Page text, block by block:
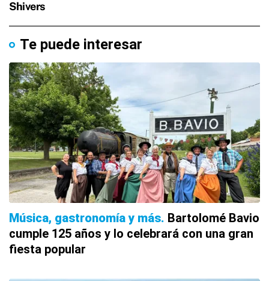
Te puede interesar
Música, gastronomía y más Bartolomé Bavio
cumple 125 años y lo celebrará con una gran
fiesta popular